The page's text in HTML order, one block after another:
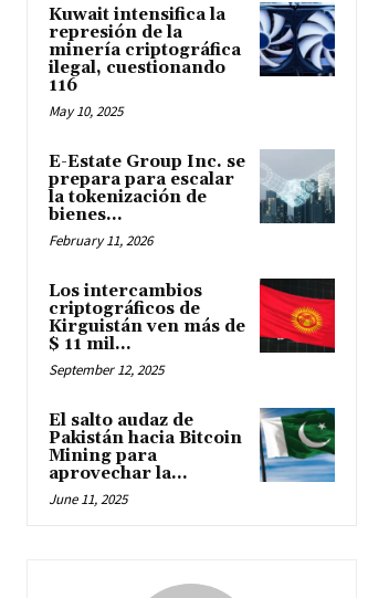
Kuwait intensifica la
represión de la
minería criptográfica
ilegal, cuestionando
116
May 10, 2025
E-Estate Group Inc. se
prepara para escalar
la tokenización de
bienes...
February 11, 2026
Los intercambios
criptográficos de
Kirguistán ven más de
$ 11 mil...
September 12, 2025
El salto audaz de
Pakistán hacia Bitcoin
Mining para
aprovechar la...
June 11, 2025